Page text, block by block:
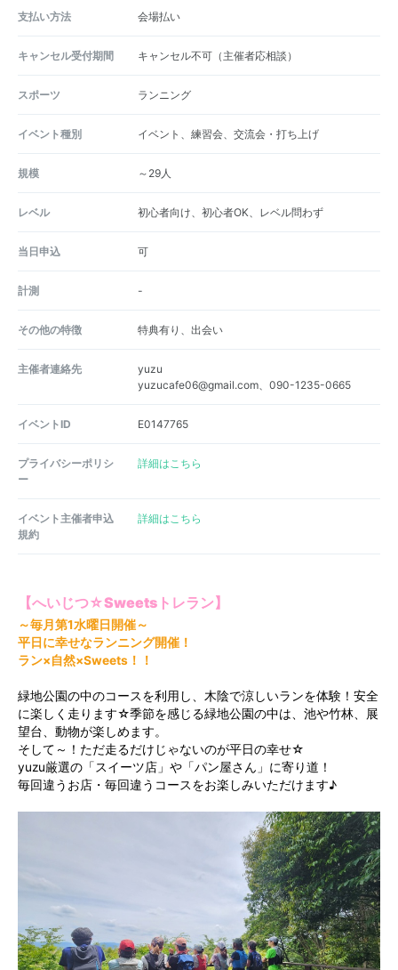
支払い方法 会場払い
キャンセル受付期間 キャンセル不可（主催者応相談）
スポーツ ランニング
イベント種別 イベント、練習会、交流会・打ち上げ
規模 ～29人
レベル 初心者向け、初心者OK、レベル問わず
当日申込 可
計測 -
その他の特徴 特典有り、出会い
主催者連絡先
yuzu
yuzucafe06@gmail.com、090-1235-0665
イベントID E0147765
プライバシーポリシ
ー
詳細はこちら
イベント主催者申込
規約
詳細はこちら
【へいじつ☆Sweetsトレラン】
～毎月第1水曜日開催～
平日に幸せなランニング開催！
ラン×自然×Sweets！！
緑地公園の中のコースを利用し、木陰で涼しいランを体験！安全
に楽しく走ります☆季節を感じる緑地公園の中は、池や竹林、展
望台、動物が楽しめます。
そして～！ただ走るだけじゃないのが平日の幸せ☆
yuzu厳選の「スイーツ店」や「パン屋さん」に寄り道！
毎回違うお店・毎回違うコースをお楽しみいただけます♪